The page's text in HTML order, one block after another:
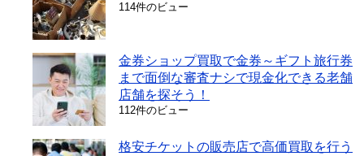
114件のビュー
金券ショップ買取で金券～ギフト旅行券
まで面倒な審査ナシで現金化できる老舗
店舗を探そう！
112件のビュー
格安チケットの販売店で高価買取を行う